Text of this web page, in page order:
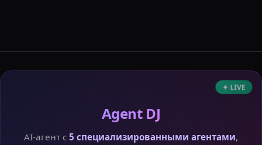
✦ LIVE
Agent DJ
AI-агент с 5 специализированными агентами,